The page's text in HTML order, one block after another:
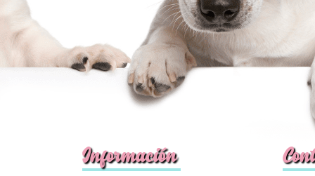
Información